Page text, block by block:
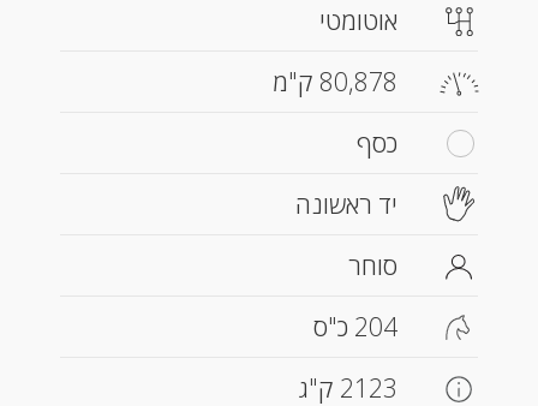
אוטומטי
80,878 ק"מ
כסף
יד ראשונה
סוחר
204 כ"ס
2123 ק"ג